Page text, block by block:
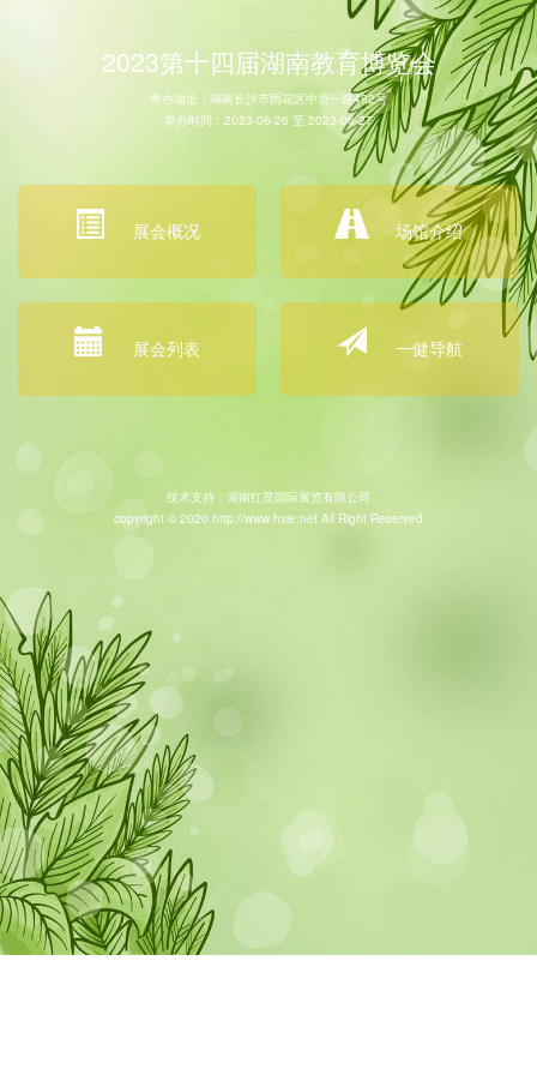
2023第十四届湖南教育博览会
举办地址：湖南长沙市雨花区中意一路492号
举办时间：2023-06-26 至 2023-06-27
展会概况 场馆介绍
展会列表 一健导航
技术支持：湖南红星国际展览有限公司
copyright © 2020 http://www.hxie.net All Right Reserved